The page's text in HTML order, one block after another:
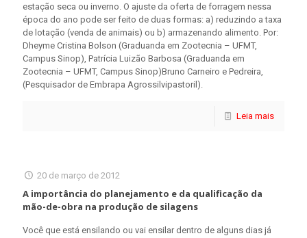
estação seca ou inverno. O ajuste da oferta de forragem nessa
época do ano pode ser feito de duas formas: a) reduzindo a taxa
de lotação (venda de animais) ou b) armazenando alimento. Por:
Dheyme Cristina Bolson (Graduanda em Zootecnia – UFMT,
Campus Sinop), Patrícia Luizão Barbosa (Graduanda em
Zootecnia – UFMT, Campus Sinop)Bruno Carneiro e Pedreira,
(Pesquisador de Embrapa Agrossilvipastoril).
Leia mais
20 de março de 2012
A importância do planejamento e da qualificação da
mão-de-obra na produção de silagens
Você que está ensilando ou vai ensilar dentro de alguns dias já